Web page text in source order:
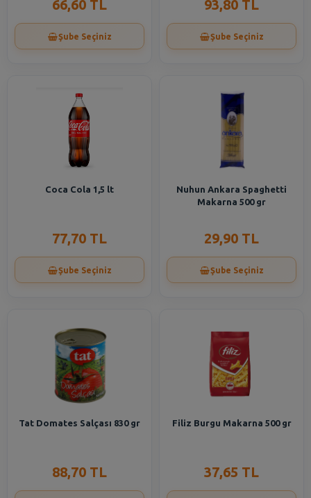
66,60 TL
Şube Seçiniz
93,80 TL
Şube Seçiniz
Coca Cola 1,5 lt
77,70 TL
Şube Seçiniz
Nuhun Ankara Spaghetti
Makarna 500 gr
29,90 TL
Şube Seçiniz
Tat Domates Salçası 830 gr
88,70 TL
Filiz Burgu Makarna 500 gr
37,65 TL